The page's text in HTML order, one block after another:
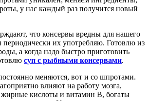
у нас каждый раз получится новый
что консервы вредны для нашего
периодически их употребляю. Готовлю из
а когда надо быстро приготовить
суп с рыбными консервами.
меняются, вот и со шпротами.
влияют на работу мозга,
жирные кислоты и витамин В, богаты